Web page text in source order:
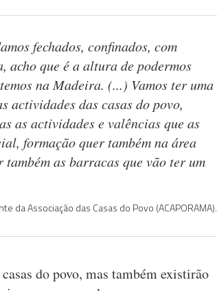
fechados, confinados, com
acho que é a altura de podermos
na Madeira. (...) Vamos ter uma
actividades das casas do povo,
as actividades e valências que as
formação quer também na área
as barracas que vão ter um
da Associação das Casas do Povo (ACAPORAMA).
do povo, mas também existirão